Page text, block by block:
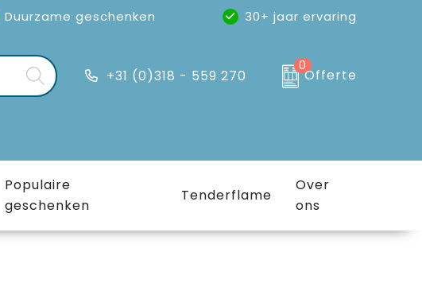
Duurzame geschenken
30+ jaar ervaring
+31 (0)318 - 559 270
0
Offerte
Populaire
geschenken
Tenderflame
Over
ons